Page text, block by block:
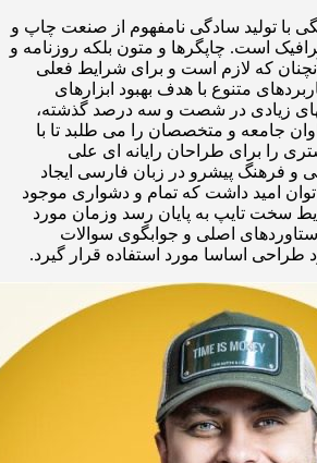
با تولید سادگی نامفهوم از صنعت چاپ و
است. چاپگرها و متون بلکه روزنامه و
که لازم است و برای شرایط فعلی
متنوع با هدف بهبود ابزارهای
زیادی در شصت و سه درصد گذشته،
جامعه و متخصصان را می طلبد تا با
را برای طراحان رایانه ای علی
و فرهنگ پیشرو در زبان فارسی ایجاد
امید داشت که تمام و دشواری موجود
سخت تایپ به پایان رسد وزمان مورد
اصلی و جوابگوی سوالات
طراحی اساسا مورد استفاده قرار گیرد.